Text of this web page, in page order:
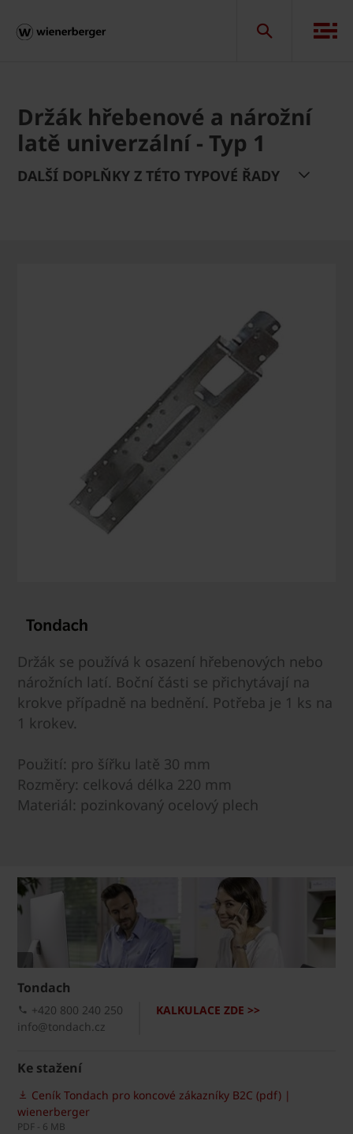
Držák hřebenové a nárožní
latě univerzální - Typ 1
DALŠÍ DOPLŇKY Z TÉTO TYPOVÉ ŘADY
Držák se používá k osazení hřebenových nebo
nárožních latí. Boční části se přichytávají na
krokve případně na bednění. Potřeba je 1 ks na
1 krokev.
Použití: pro šířku latě 30 mm
Rozměry: celková délka 220 mm
Materiál: pozinkovaný ocelový plech
Tondach
KALKULACE ZDE >>
+420 800 240 250
info@tondach.cz
Ke stažení
Ceník Tondach pro koncové zákazníky B2C (pdf) |
wienerberger
PDF - 6 MB